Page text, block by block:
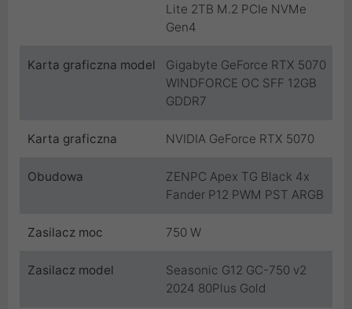
Lite 2TB M.2 PCIe NVMe
Gen4
Karta graficzna model
Gigabyte GeForce RTX 5070
WINDFORCE OC SFF 12GB
GDDR7
Karta graficzna NVIDIA GeForce RTX 5070
Obudowa
ZENPC Apex TG Black 4x
Fander P12 PWM PST ARGB
Zasilacz moc 750 W
Zasilacz model
Seasonic G12 GC-750 v2
2024 80Plus Gold